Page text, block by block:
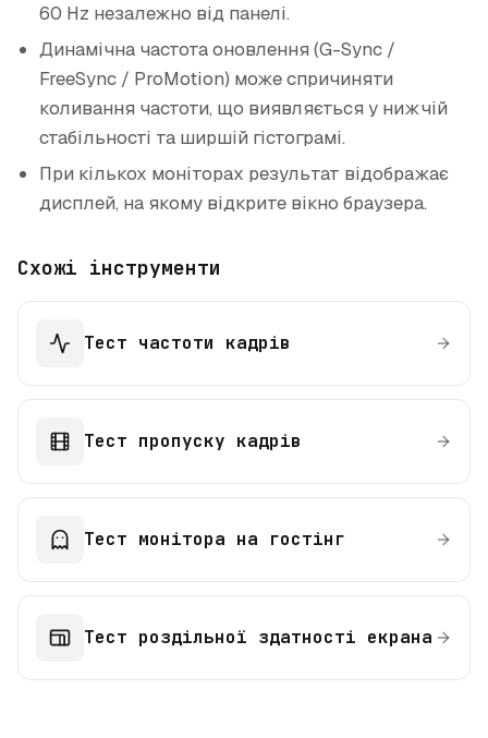
60 Hz незалежно від панелі.
Динамічна частота оновлення (G-Sync /
FreeSync / ProMotion) може спричиняти
коливання частоти, що виявляється у нижчій
стабільності та ширшій гістограмі.
При кількох моніторах результат відображає
дисплей, на якому відкрите вікно браузера.
Схожі інструменти
Тест частоти кадрів
Тест пропуску кадрів
Тест монітора на гостінг
Тест роздільної здатності екрана